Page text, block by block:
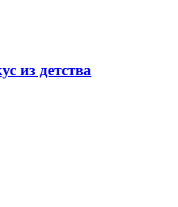
из детства